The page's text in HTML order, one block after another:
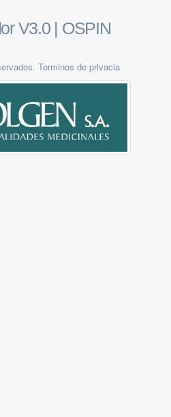
V3.0 | OSPIN
Terminos de privacia
V3.0 | OSPIN
Terminos de privacia